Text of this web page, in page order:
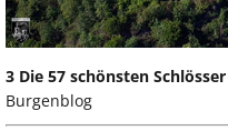
3 Die 57 schönsten
Burgenblog